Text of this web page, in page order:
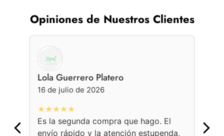
Opiniones de Nuestros Clientes
Lola Guerrero Platero
16 de julio de 2026
★★★★★
Es la segunda compra que hago. El
envío rápido y la atención estupenda,